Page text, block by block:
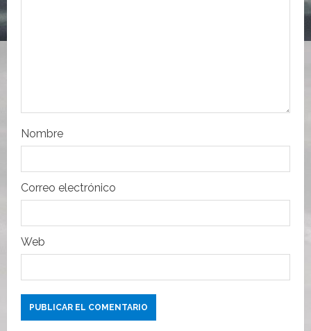
r
a
d
a
s
Nombre
Correo electrónico
Web